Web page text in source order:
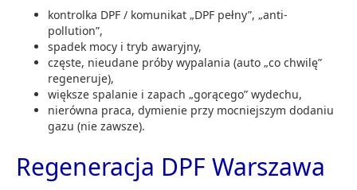
kontrolka DPF / komunikat „DPF pełny”, „anti-
pollution”,
spadek mocy i tryb awaryjny,
częste, nieudane próby wypalania (auto „co chwilę”
regeneruje),
większe spalanie i zapach „gorącego” wydechu,
nierówna praca, dymienie przy mocniejszym dodaniu
gazu (nie zawsze).
Regeneracja DPF Warszawa